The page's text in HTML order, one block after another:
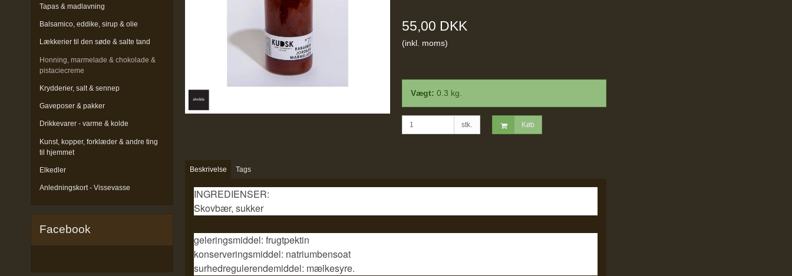
Tapas & madlavning
Balsamico, eddike, sirup & olie
Lækkerier til den søde & salte tand
Honning, marmelade & chokolade &
pistaciecreme
Krydderier, salt & sennep
Gaveposer & pakker
Drikkevarer - varme & kolde
Kunst, kopper, forklæder & andre ting
til hjemmet
Elkedler
Anledningskort - Vissevasse
Facebook
55,00 DKK
(inkl. moms)
Vægt: 0.3 kg.
stk. Køb
Beskrivelse Tags
INGREDIENSER:
Skovbær, sukker
geleringsmiddel: frugtpektin
konserveringsmiddel: natriumbensoat
surhedregulerendemiddel: mælkesyre.